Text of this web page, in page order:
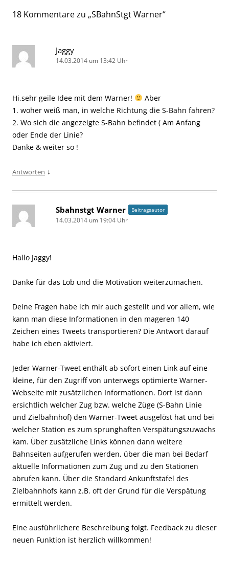
18 Kommentare zu „SBahnStgt Warner“
Jaggy
14.03.2014 um 13:42 Uhr
Hi,sehr geile Idee mit dem Warner!
Aber
1. woher weiß man, in welche Richtung die S-Bahn fahren?
2. Wo sich die angezeigte S-Bahn befindet ( Am Anfang
oder Ende der Linie?
Danke & weiter so !
Antworten ↓
Sbahnstgt Warner Beitragsautor
14.03.2014 um 19:04 Uhr
Hallo Jaggy!
Danke für das Lob und die Motivation weiterzumachen.
Deine Fragen habe ich mir auch gestellt und vor allem, wie
kann man diese Informationen in den mageren 140
Zeichen eines Tweets transportieren? Die Antwort darauf
habe ich eben aktiviert.
Jeder Warner-Tweet enthält ab sofort einen Link auf eine
kleine, für den Zugriff von unterwegs optimierte Warner-
Webseite mit zusätzlichen Informationen. Dort ist dann
ersichtlich welcher Zug bzw. welche Züge (S-Bahn Linie
und Zielbahnhof) den Warner-Tweet ausgelöst hat und bei
welcher Station es zum sprunghaften Verspätungszuwachs
kam. Über zusätzliche Links können dann weitere
Bahnseiten aufgerufen werden, über die man bei Bedarf
aktuelle Informationen zum Zug und zu den Stationen
abrufen kann. Über die Standard Ankunftstafel des
Zielbahnhofs kann z.B. oft der Grund für die Verspätung
ermittelt werden.
Eine ausführlichere Beschreibung folgt. Feedback zu dieser
neuen Funktion ist herzlich willkommen!